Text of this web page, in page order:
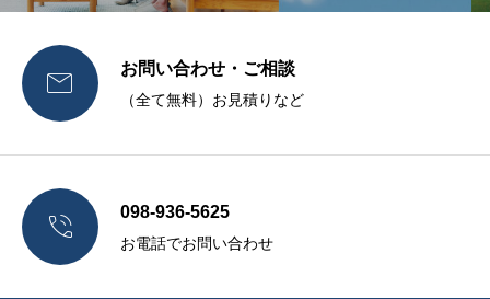
 お問い合わせ・ご相談
（全て無料）お見積りなど
 098-936-5625
お電話でお問い合わせ